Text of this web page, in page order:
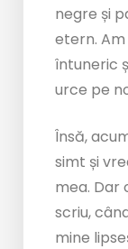
negre și
etern.
întuneric
urce pe
Însă,
simt și
mea. Dar
scriu,
mine